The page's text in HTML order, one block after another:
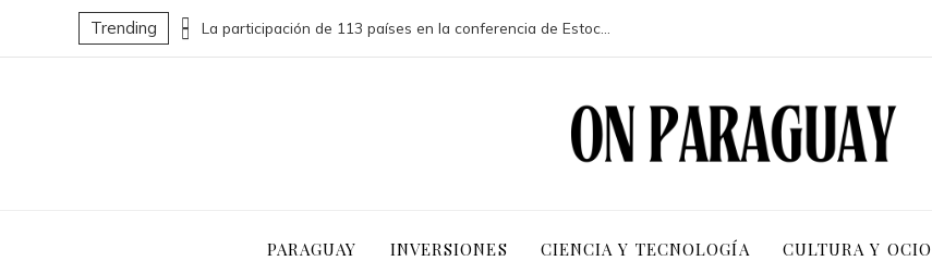
Trending Las 15 donaciones individuales más grandes que impulsaron cambios sociales significativos
PARAGUAY INVERSIONES CIENCIA Y TECNOLOGÍA CULTURA Y OCIO